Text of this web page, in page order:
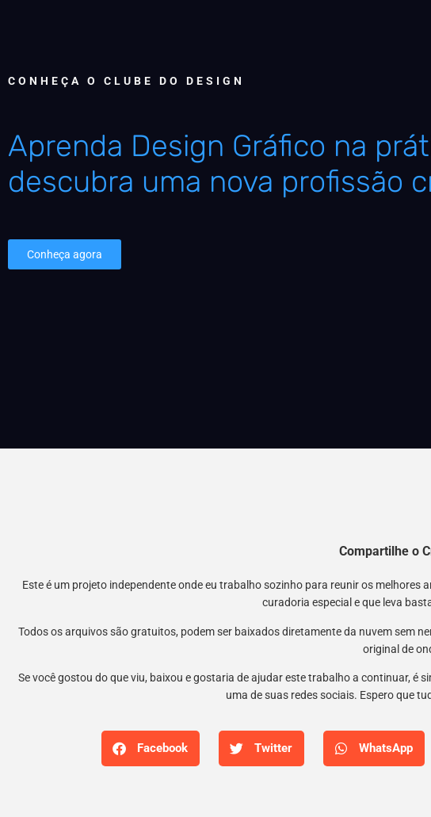
CONHEÇA O CLUBE DO DESIGN
Aprenda Design Gráfico na
descubra uma nova profissão
Conheça agora
Compartilhe o
Este é um projeto independente onde eu trabalho sozinho para reunir os
curadoria especial e que leva
Todos os arquivos são gratuitos, podem ser baixados diretamente da nuvem sem
original de
Se você gostou do que viu, baixou e gostaria de ajudar este trabalho a continuar, é
uma de suas redes sociais. Espero que
Facebook Twitter WhatsApp